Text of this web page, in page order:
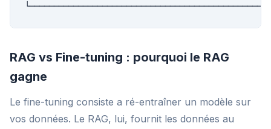
RAG vs Fine-tuning : pourquoi le RAG
gagne
Le fine-tuning consiste a ré-entraîner un modèle sur
vos données. Le RAG, lui, fournit les données au